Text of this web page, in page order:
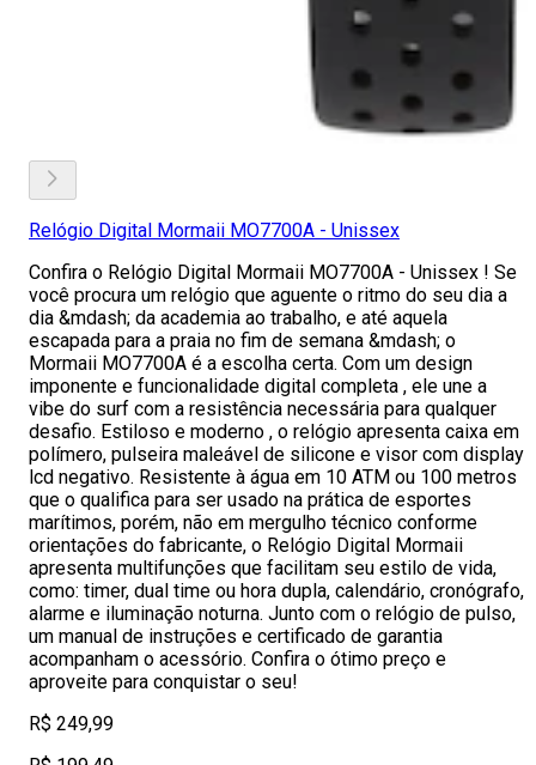
Relógio Digital Mormaii MO7700A - Unissex
Confira o Relógio Digital Mormaii MO7700A - Unissex ! Se
você procura um relógio que aguente o ritmo do seu dia a
dia &mdash; da academia ao trabalho, e até aquela
escapada para a praia no fim de semana &mdash; o
Mormaii MO7700A é a escolha certa. Com um design
imponente e funcionalidade digital completa , ele une a
vibe do surf com a resistência necessária para qualquer
desafio. Estiloso e moderno , o relógio apresenta caixa em
polímero, pulseira maleável de silicone e visor com display
lcd negativo. Resistente à água em 10 ATM ou 100 metros
que o qualifica para ser usado na prática de esportes
marítimos, porém, não em mergulho técnico conforme
orientações do fabricante, o Relógio Digital Mormaii
apresenta multifunções que facilitam seu estilo de vida,
como: timer, dual time ou hora dupla, calendário, cronógrafo,
alarme e iluminação noturna. Junto com o relógio de pulso,
um manual de instruções e certificado de garantia
acompanham o acessório. Confira o ótimo preço e
aproveite para conquistar o seu!
R$ 249,99